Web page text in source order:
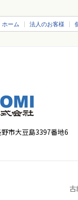
ホーム 法人のお客様
市大豆島3397番地6